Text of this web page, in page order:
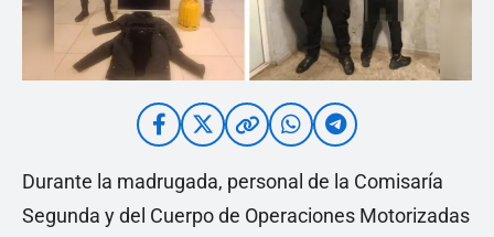
Durante la madrugada, personal de la Comisaría
Segunda y del Cuerpo de Operaciones Motorizadas